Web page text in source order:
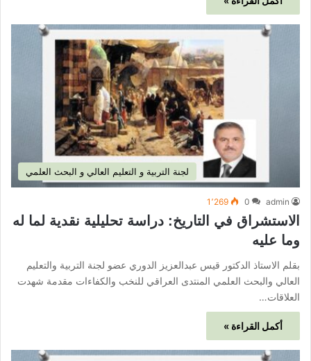
لجنة التربية و التعليم العالي و البحث العلمي
admin
0 1٬269
الاستشراق في التاريخ: دراسة تحليلية نقدية لما له
وما عليه
بقلم الاستاذ الدكتور قيس عبدالعزيز الدوري عضو لجنة التربية والتعليم
العالي والبحث العلمي المنتدى العراقي للنخب والكفاءات مقدمة شهدت
العلاقات…
أكمل القراءة »